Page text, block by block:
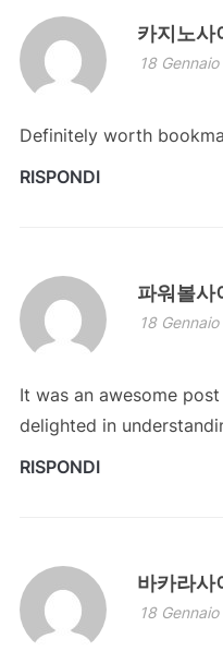
카지노사
18
Definitely worth
RISPONDI
파워볼사
18
It was an awesome
delighted in
RISPONDI
바카라사
18